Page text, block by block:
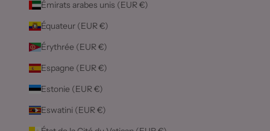
Émirats arabes unis (EUR €)
Équateur (EUR €)
Érythrée (EUR €)
Espagne (EUR €)
Estonie (EUR €)
Eswatini (EUR €)